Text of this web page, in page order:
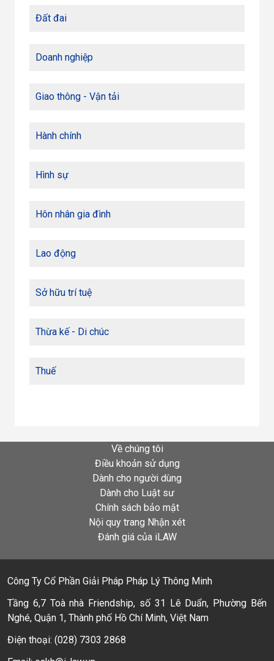
Đất đai
Doanh nghiệp
Giao thông - Vận tải
Hành chính
Hình sự
Hôn nhân gia đình
Lao động
Sở hữu trí tuệ
Thừa kế - Di chúc
Thuế
Về chúng tôi
Điều khoản sử dụng
Dành cho người dùng
Dành cho Luật sư
Chính sách bảo mật
Nội quy trang Nhận xét
Đánh giá của iLAW
Công Ty Cổ Phần Giải Pháp Pháp Lý Thông Minh
Tầng 6,7 Toà nhà Friendship, số 31 Lê Duẩn, Phường Bến
Nghé, Quận 1, Thành phố Hồ Chí Minh, Việt Nam
Điện thoại: (028) 7303 2868